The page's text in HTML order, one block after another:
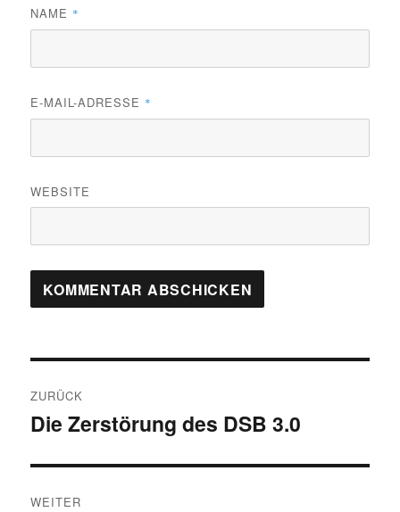
NAME *
E-MAIL-ADRESSE *
WEBSITE
ZURÜCK
Vorheriger
Die Zerstörung des DSB 3.0
WEITER